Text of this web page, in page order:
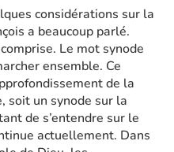
considérations sur la
a beaucoup parlé.
Le mot synode
ensemble. Ce
de la
soit un synode sur la
de s’entendre sur le
actuellement. Dans